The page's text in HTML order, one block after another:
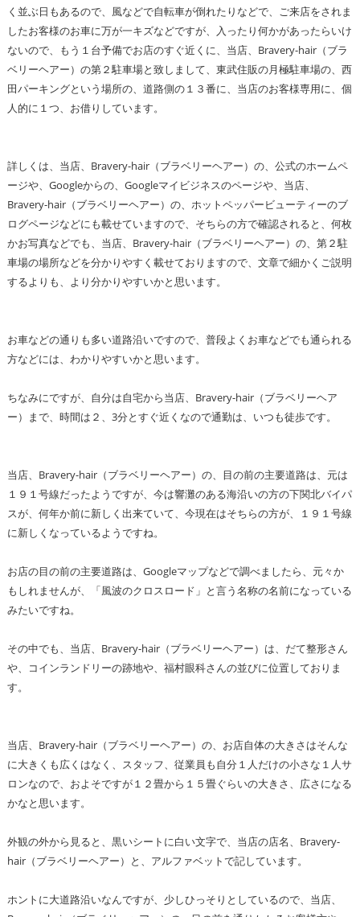
く並ぶ日もあるので、風などで自転車が倒れたりなどで、ご来店をされま
したお客様のお車に万が一キズなどですが、入ったり何かがあったらいけ
ないので、もう１台予備でお店のすぐ近くに、当店、Bravery-hair（ブラ
ベリーヘアー）の第２駐車場と致しまして、東武住販の月極駐車場の、西
田パーキングという場所の、道路側の１３番に、当店のお客様専用に、個
人的に１つ、お借りしています。
詳しくは、当店、Bravery-hair（ブラベリーヘアー）の、公式のホームペ
ージや、Googleからの、Googleマイビジネスのページや、当店、
Bravery-hair（ブラベリーヘアー）の、ホットペッパービューティーのブ
ログページなどにも載せていますので、そちらの方で確認されると、何枚
かお写真などでも、当店、Bravery-hair（ブラベリーヘアー）の、第２駐
車場の場所などを分かりやすく載せておりますので、文章で細かくご説明
するよりも、より分かりやすいかと思います。
お車などの通りも多い道路沿いですので、普段よくお車などでも通られる
方などには、わかりやすいかと思います。
ちなみにですが、自分は自宅から当店、Bravery-hair（ブラベリーヘア
ー）まで、時間は２、3分とすぐ近くなので通勤は、いつも徒歩です。
当店、Bravery-hair（ブラベリーヘアー）の、目の前の主要道路は、元は
１９１号線だったようですが、今は響灘のある海沿いの方の下関北バイパ
スが、何年か前に新しく出来ていて、今現在はそちらの方が、１９１号線
に新しくなっているようですね。
お店の目の前の主要道路は、Googleマップなどで調べましたら、元々か
もしれませんが、「風波のクロスロード」と言う名称の名前になっている
みたいですね。
その中でも、当店、Bravery-hair（ブラベリーヘアー）は、だて整形さん
や、コインランドリーの跡地や、福村眼科さんの並びに位置しておりま
す。
当店、Bravery-hair（ブラベリーヘアー）の、お店自体の大きさはそんな
に大きくも広くはなく、スタッフ、従業員も自分１人だけの小さな１人サ
ロンなので、およそですが１２畳から１５畳ぐらいの大きさ、広さになる
かなと思います。
外観の外から見ると、黒いシートに白い文字で、当店の店名、Bravery-
hair（ブラベリーヘアー）と、アルファベットで記しています。
ホントに大道路沿いなんですが、少しひっそりとしているので、当店、